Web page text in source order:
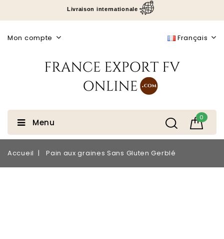
Livraison internationale
Français
Mon compte
0
Menu
Accueil Pain aux graines Sans Gluten Gerblé